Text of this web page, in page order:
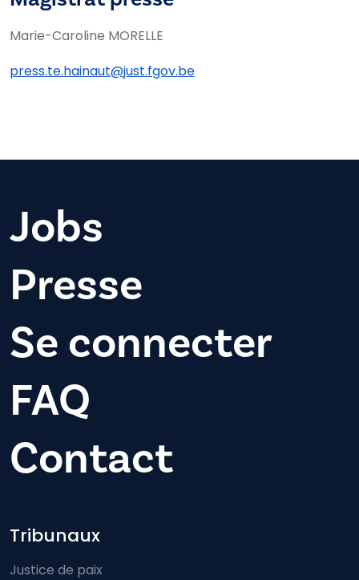
Marie-Caroline MORELLE
press.te.hainaut@just.fgov.be
Jobs
Presse
Se connecter
FAQ
Contact
Footer-menu
Tribunaux
Justice de paix